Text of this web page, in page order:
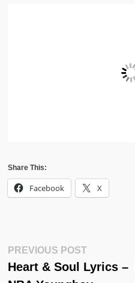
Share This:
Facebook X
Post
Navigation
PREVIOUS POSTPrevious
Post:
Heart & Soul Lyrics –